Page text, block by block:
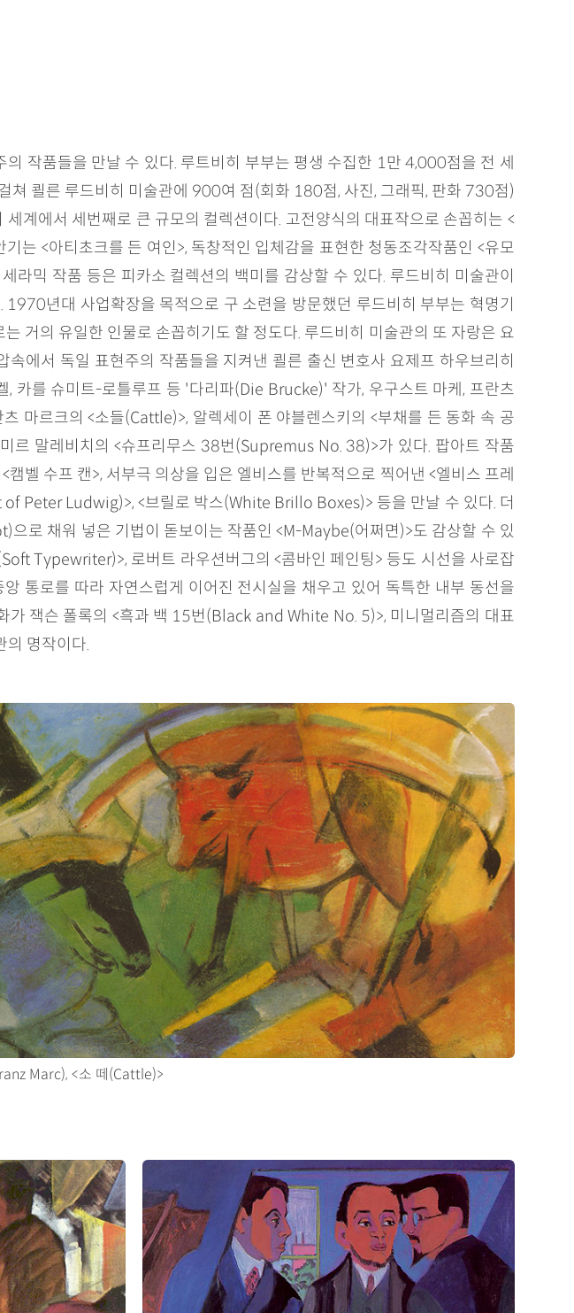
작품들을 만날 수 있다. 루트비히 부부는 평생 수집한 1만 4,000점을 전 세
쾰른 루드비히 미술관에 900여 점(회화 180점, 사진, 그래픽, 판화 730점)
계에서 세번째로 큰 규모의 컬렉션이다. 고전양식의 대표작으로 손꼽히는 <
는 <아티초크를 든 여인>, 독창적인 입체감을 표현한 청동조각작품인 <유모
믹 작품 등은 피카소 컬렉션의 백미를 감상할 수 있다. 루드비히 미술관이
년대 사업확장을 목적으로 구 소련을 방문했던 루드비히 부부는 혁명기
거의 유일한 인물로 손꼽히기도 할 정도다. 루드비히 미술관의 또 자랑은 요
에서 독일 표현주의 작품들을 지켜낸 쾰른 출신 변호사 요제프 하우브리히
카를 슈미트-로틀루프 등 '다리파(Die Brucke)' 작가, 우구스트 마케, 프란츠
마르크의 <소들(Cattle)>, 알렉세이 폰 야블렌스키의 <부채를 든 동화 속 공
말레비치의 <슈프리무스 38번(Supremus No. 38)>가 있다. 팝아트 작품
벨 수프 캔>, 서부극 의상을 입은 엘비스를 반복적으로 찍어낸 <엘비스 프레
Peter Ludwig)>, <브릴로 박스(White Brillo Boxes)> 등을 만날 수 있다. 더
로 채워 넣은 기법이 돋보이는 작품인 <M-Maybe(어쩌면)>도 감상할 수 있
Typewriter)>, 로버트 라우션버그의 <콤바인 페인팅> 등도 시선을 사로잡
통로를 따라 자연스럽게 이어진 전시실을 채우고 있어 독특한 내부 동선을
잭슨 폴록의 <흑과 백 15번(Black and White No. 5)>, 미니멀리즘의 대표
의 명작이다.
Marc), <소 떼(Cattle)>